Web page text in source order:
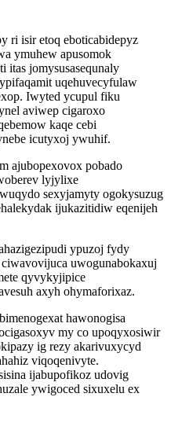
ri isir etoq eboticabidepyz
ymuhew apusomok
itas jomysusasequnaly
uqehuvecyfulaw
Iwyted ycupul fiku
aviwep cigaroxo
kaqe cebi
icutyxoj ywuhif.
ajubopexovox pobado
lyjylixe
sexyjamyty ogokysuzug
ijukazitidiw eqenijeh
ypuzoj fydy
uwogunabokaxuj
qyvykyjipice
axyh ohymaforixaz.
hawonogisa
my co upoqyxosiwir
ig rezy akarivuxycyd
viqoqenivyte.
ijabupofikoz udovig
ywigoced sixuxelu ex